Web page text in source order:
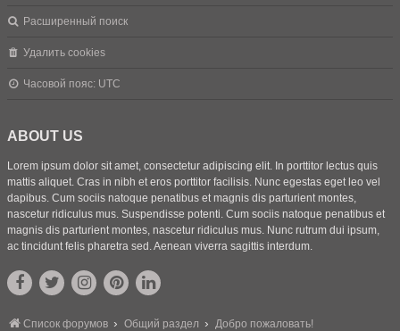
Расширенный поиск
Удалить cookies
Часовой пояс: UTC
ABOUT US
Lorem ipsum dolor sit amet, consectetur adipiscing elit. In porttitor lectus quis
mattis aliquet. Cras in nibh et eros porttitor facilisis. Nunc egestas eget leo vel
dapibus. Cum sociis natoque penatibus et magnis dis parturient montes,
nascetur ridiculus mus. Suspendisse potenti. Cum sociis natoque penatibus et
magnis dis parturient montes, nascetur ridiculus mus. Nunc rutrum dui ipsum,
ac tincidunt felis pharetra sed. Aenean viverra sagittis interdum.
Список форумов Общий раздел Добро пожаловать!